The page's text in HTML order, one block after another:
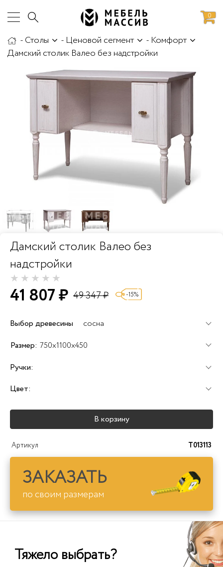
Доставка и сборка
0
-Столы - Ценовой сегмент - Комфорт
Дамский столик Валео без надстройки
Дамский столик Валео без
надстройки
41 807 ₽ 49 347 ₽ -15%
Выбор древесины сосна
Размер: 750x1100x450
Ручки:
Цвет:
В корзину
Артикул T013113
ЗАКАЗАТЬ
по своим размерам
Тяжело выбрать?